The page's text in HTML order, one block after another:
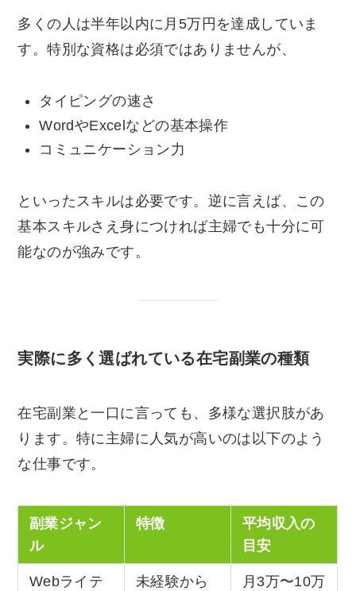
多くの人は半年以内に月5万円を達成していま
す。特別な資格は必須ではありませんが、
タイピングの速さ
WordやExcelなどの基本操作
コミュニケーション力
といったスキルは必要です。逆に言えば、この
基本スキルさえ身につければ主婦でも十分に可
能なのが強みです。
実際に多く選ばれている在宅副業の種類
在宅副業と一口に言っても、多様な選択肢があ
ります。特に主婦に人気が高いのは以下のよう
な仕事です。
副業ジャン
ル
特徴
平均収入の
目安
Webライテ
未経験から
月3万〜10万